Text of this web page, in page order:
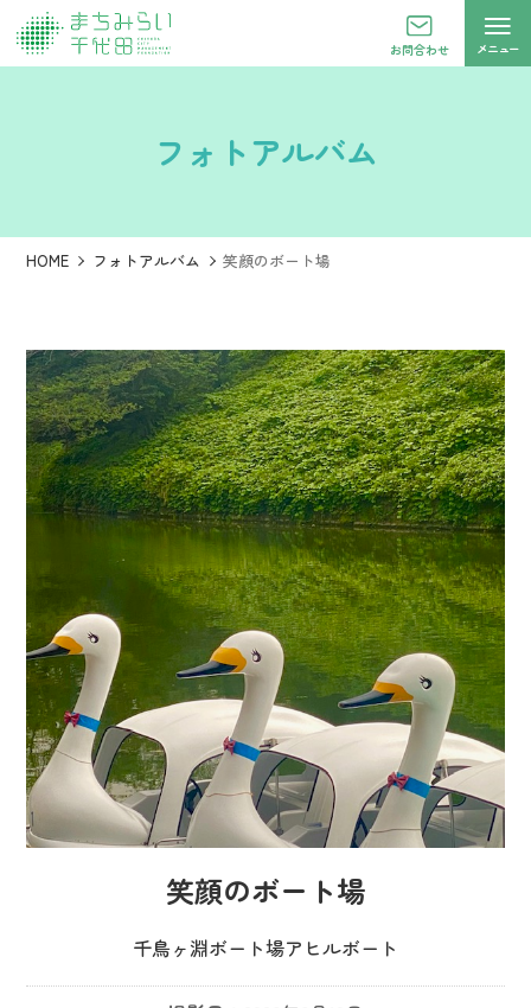
お問合わせ メニュー
フォトアルバム
HOME フォトアルバム 笑顔のボート場
笑顔のボート場
千鳥ヶ淵ボート場アヒルボート